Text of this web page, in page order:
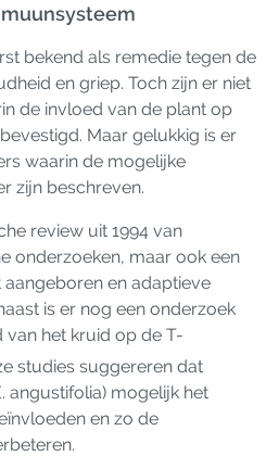
bekend als remedie tegen de
en griep. Toch zijn er niet
de invloed van de plant op
Maar gelukkig is er
waarin de mogelijke
zijn beschreven.
review uit 1994 van
onderzoeken, maar ook een
en adaptieve
is er nog een onderzoek
van het kruid op de T-
studies suggereren dat
angustifolia) mogelijk het
en zo de